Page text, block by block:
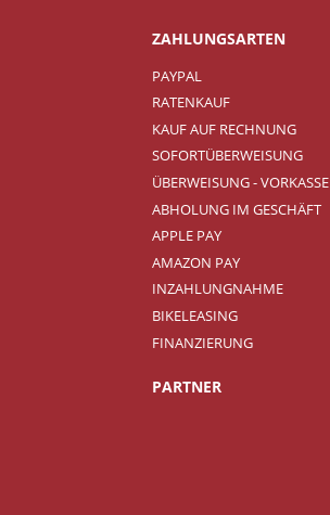
ZAHLUNGSARTEN
PAYPAL
RATENKAUF
KAUF AUF RECHNUNG
SOFORTÜBERWEISUNG
ÜBERWEISUNG - VORKASSE
ABHOLUNG IM GESCHÄFT
APPLE PAY
AMAZON PAY
INZAHLUNGNAHME
BIKELEASING
FINANZIERUNG
PARTNER